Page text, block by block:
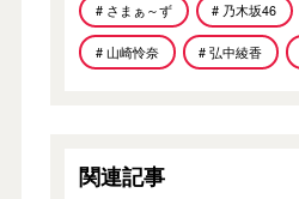
# さまぁ～ず # 乃木坂46
# 山崎怜奈 # 弘中綾香
関連記事